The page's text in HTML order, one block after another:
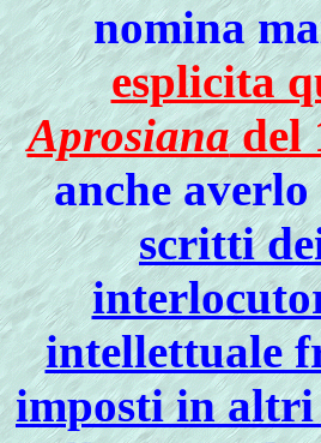
nomina
esplicita
Aprosianadel
anche
scritti
intellettuale
imposti in